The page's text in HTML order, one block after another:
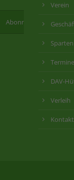
Verein
Sparten
Termine
DAV-
Verleih
Kontakt